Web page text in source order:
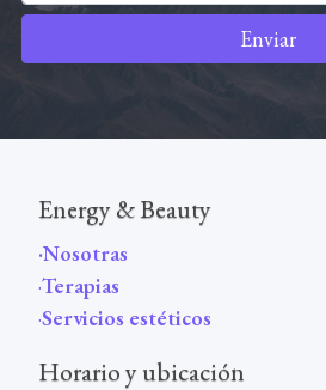
Enviar
Energy & Beauty
·Nosotras
·Terapias
·Servicios estéticos
Horario y ubicación